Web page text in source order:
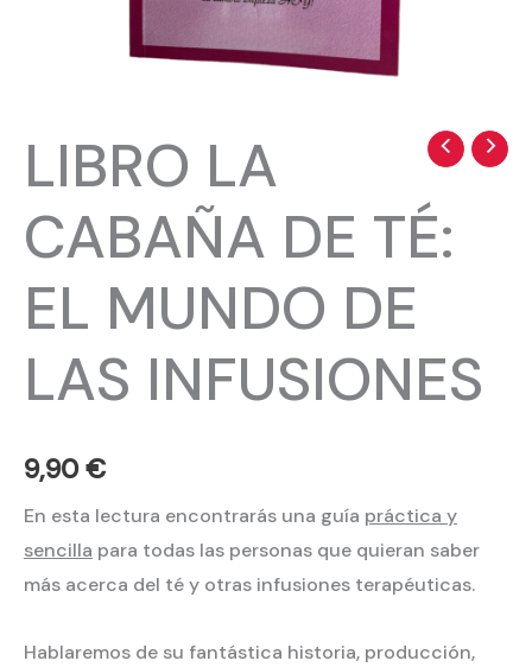
LIBRO LA
CABAÑA DE TÉ:
EL MUNDO DE
LAS INFUSIONES
9,90€
En esta lectura encontrarás una guía práctica y
sencilla para todas las personas que quieran saber
más acerca del té y otras infusiones terapéuticas.
Hablaremos de su fantástica historia, producción,
LIBRO
LA
CABAÑA
DE
TÉ:
EL
MUNDO
INFUSIONES